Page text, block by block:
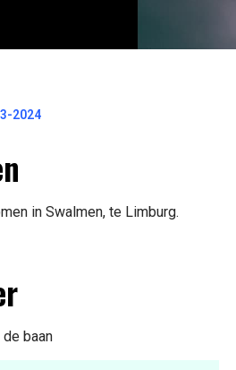
2024
in Swalmen, te Limburg.
baan